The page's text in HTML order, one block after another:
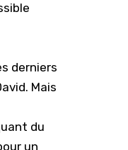
derniers
Mais
du
un